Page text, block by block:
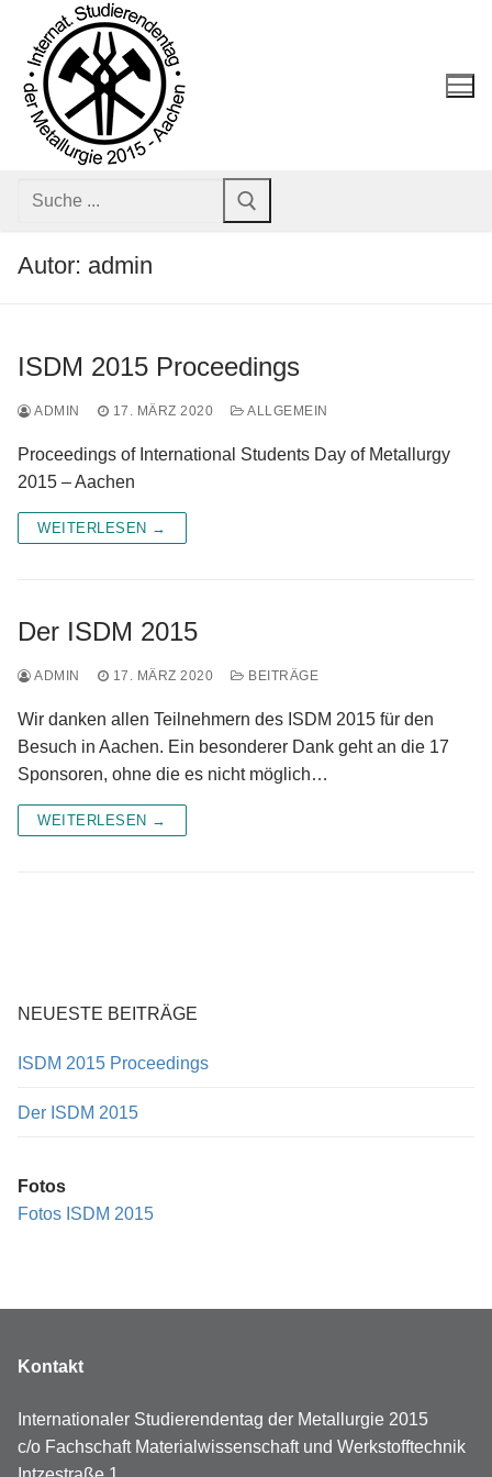
Inhalt
springen
Suche:
Kontakt
EN
DE
Autor: admin
ISDM 2015 Proceedings
ADMIN 17. MÄRZ 2020 ALLGEMEIN
Proceedings of International Students Day of Metallurgy
2015 – Aachen
WEITERLESEN →
Der ISDM 2015
ADMIN 17. MÄRZ 2020 BEITRÄGE
Wir danken allen Teilnehmern des ISDM 2015 für den
Besuch in Aachen. Ein besonderer Dank geht an die 17
Sponsoren, ohne die es nicht möglich…
WEITERLESEN →
NEUESTE BEITRÄGE
ISDM 2015 Proceedings
Der ISDM 2015
Fotos
Fotos ISDM 2015
Kontakt
Internationaler Studierendentag der Metallurgie 2015
c/o Fachschaft Materialwissenschaft und Werkstofftechnik